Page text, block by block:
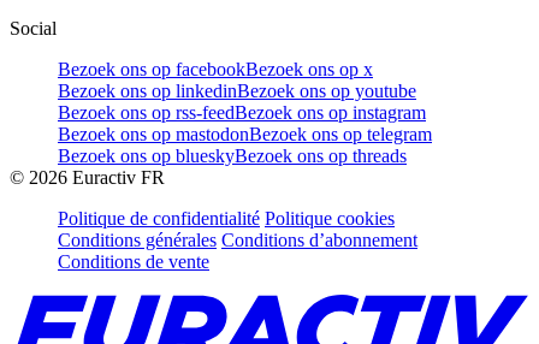
Social
Bezoek ons op facebookBezoek ons op x
Bezoek ons op linkedinBezoek ons op youtube
Bezoek ons op rss-feedBezoek ons op instagram
Bezoek ons op mastodonBezoek ons op telegram
Bezoek ons op blueskyBezoek ons op threads
© 2026 Euractiv FR
Politique de confidentialité Politique cookies
Conditions générales Conditions d’abonnement
Conditions de vente